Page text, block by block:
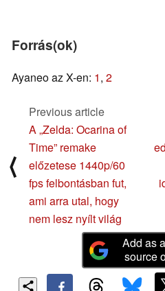
Forrás(ok)
Ayaneo az X-en: 1, 2
⟨
Previous article
A „Zelda: Ocarina of
Time” remake
előzetese 1440p/60
fps felbontásban fut,
ami arra utal, hogy
nem lesz nyílt világ
Add as
source